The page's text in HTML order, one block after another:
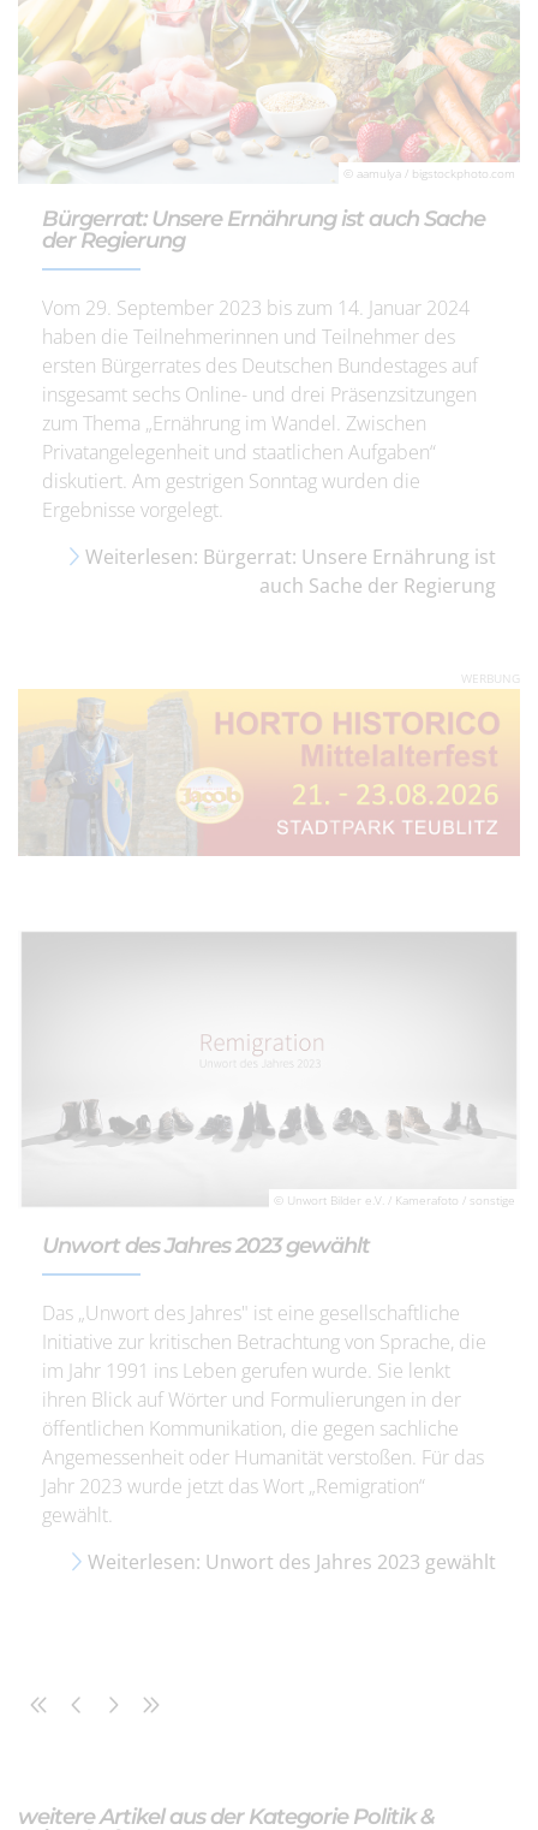
© aamulya / bigstockphoto.com
Bürgerrat: Unsere Ernährung ist auch Sache
der Regierung
Vom 29. September 2023 bis zum 14. Januar 2024
haben die Teilnehmerinnen und Teilnehmer des
ersten Bürgerrates des Deutschen Bundestages auf
insgesamt sechs Online- und drei Präsenzsitzungen
zum Thema „Ernährung im Wandel. Zwischen
Privatangelegenheit und staatlichen Aufgaben“
diskutiert. Am gestrigen Sonntag wurden die
Ergebnisse vorgelegt.
Weiterlesen: Bürgerrat: Unsere Ernährung ist
auch Sache der Regierung
WERBUNG
© Unwort Bilder e.V. / Kamerafoto / sonstige
Unwort des Jahres 2023 gewählt
Das „Unwort des Jahres" ist eine gesellschaftliche
Initiative zur kritischen Betrachtung von Sprache, die
im Jahr 1991 ins Leben gerufen wurde. Sie lenkt
ihren Blick auf Wörter und Formulierungen in der
öffentlichen Kommunikation, die gegen sachliche
Angemessenheit oder Humanität verstoßen. Für das
Jahr 2023 wurde jetzt das Wort „Remigration“
gewählt.
Weiterlesen: Unwort des Jahres 2023 gewählt
weitere Artikel aus der Kategorie Politik &